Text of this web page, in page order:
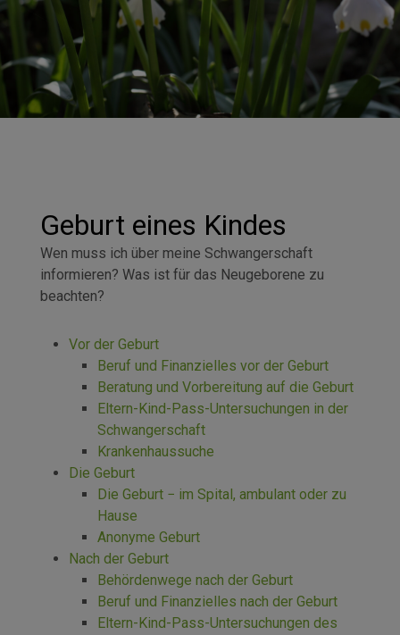
Geburt eines Kindes
Wen muss ich über meine Schwangerschaft
informieren? Was ist für das Neugeborene zu
beachten?
Vor der Geburt
Beruf und Finanzielles vor der Geburt
Beratung und Vorbereitung auf die Geburt
Eltern-Kind-Pass-Untersuchungen in der
Schwangerschaft
Krankenhaussuche
Die Geburt
Die Geburt − im Spital, ambulant oder zu
Hause
Anonyme Geburt
Nach der Geburt
Behördenwege nach der Geburt
Beruf und Finanzielles nach der Geburt
Eltern-Kind-Pass-Untersuchungen des